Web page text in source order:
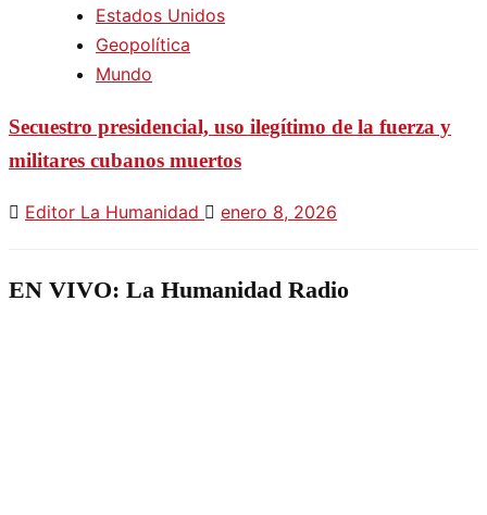
Estados Unidos
Geopolítica
Mundo
Secuestro presidencial, uso ilegítimo de la fuerza y
militares cubanos muertos
Editor La Humanidad enero 8, 2026
EN VIVO: La Humanidad Radio